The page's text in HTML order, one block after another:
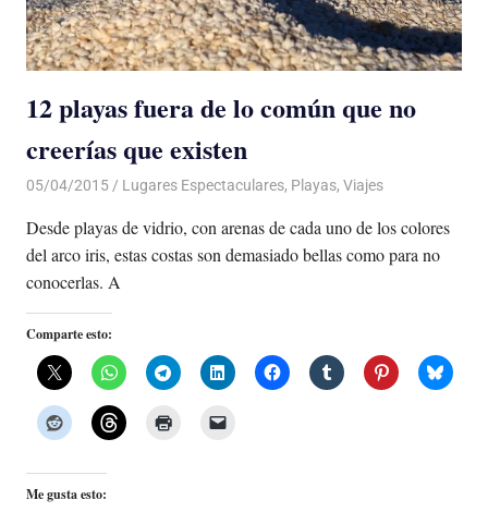
12 playas fuera de lo común que no
creerías que existen
05/04/2015 Luis Castellanos
Lugares Espectaculares, Playas, Viajes
Desde playas de vidrio, con arenas de cada uno de los colores
del arco iris, estas costas son demasiado bellas como para no
conocerlas. A
Comparte esto:
Me gusta esto: